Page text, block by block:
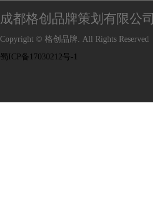
成都格创品牌策划有限公司
Copyright © 格创品牌. All Rights Reserved
蜀ICP备17030212号-1